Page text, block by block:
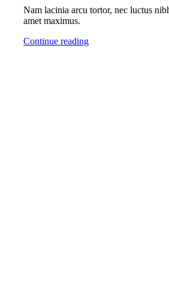
Nam lacinia arcu tortor, nec luctus
amet maximus.
Continue reading